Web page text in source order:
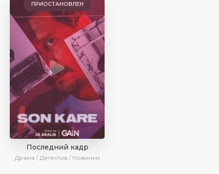
ПРИОСТАНОВЛЕН
Последний кадр
Драма / Детектив / Новинки